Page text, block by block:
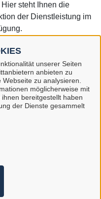
unserer Seiten
anbieten zu
zu analysieren.
möglicherweise mit
bereitgestellt haben
der Dienste gesammelt
steht Ihnen die
der Dienstleistung im